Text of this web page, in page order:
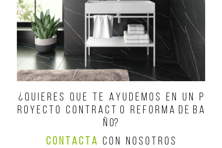
¿ Q U I E R E S Q U E T E A Y U D E M O S E N U N P
R O Y E C T O C O N T R A C T O R E F O R M A D E B A
Ñ O?
C O N T A C T AC O N N O S O T R O S